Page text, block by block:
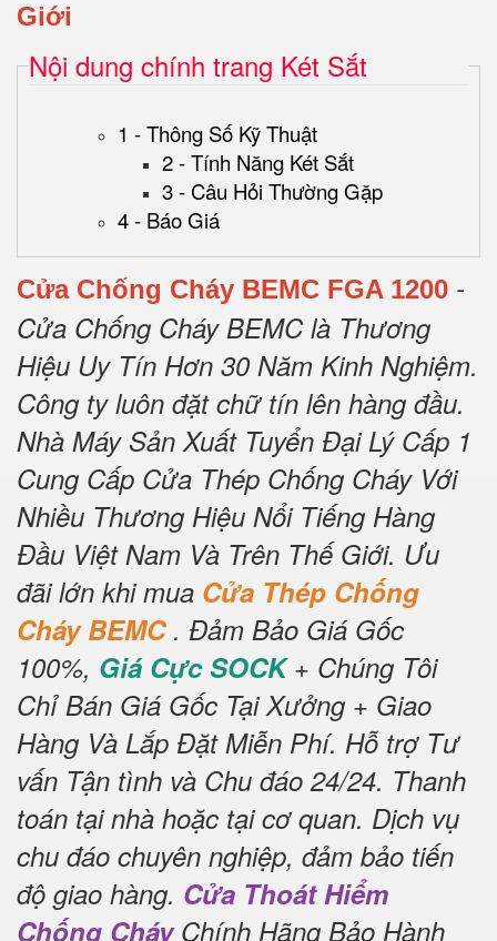
Giới
Nội dung chính trang Két Sắt
1 - Thông Số Kỹ Thuật
2 - Tính Năng Két Sắt
3 - Câu Hỏi Thường Gặp
4 - Báo Giá
Cửa Chống Cháy BEMC FGA 1200 -
Cửa Chống Cháy BEMC là Thương
Hiệu Uy Tín Hơn 30 Năm Kinh Nghiệm.
Công ty luôn đặt chữ tín lên hàng đầu.
Nhà Máy Sản Xuất Tuyển Đại Lý Cấp 1
Cung Cấp Cửa Thép Chống Cháy Với
Nhiều Thương Hiệu Nổi Tiếng Hàng
Đầu Việt Nam Và Trên Thế Giới. Ưu
đãi lớn khi mua Cửa Thép Chống
Cháy BEMC . Đảm Bảo Giá Gốc
100%, Giá Cực SOCK+ Chúng Tôi
Chỉ Bán Giá Gốc Tại Xưởng + Giao
Hàng Và Lắp Đặt Miễn Phí. Hỗ trợ Tư
vấn Tận tình và Chu đáo 24/24. Thanh
toán tại nhà hoặc tại cơ quan. Dịch vụ
chu đáo chuyên nghiệp, đảm bảo tiến
độ giao hàng. Cửa Thoát Hiểm
Chống CháyChính Hãng Bảo Hành